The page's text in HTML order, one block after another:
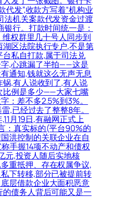
代发”,收款方写着“机构业
法机关案款代发资金过渡
银行。打款时间统一是：
权群里几十号人同步到
湖区法院执行专户,不是第
私自打款,属于司法兑
,心跳漏了半拍——这是
通知,钱就这么无声无息
,有人说收到了,有人说
比例是多少——大家七嘴
：差不多2.5%到3%。
,已经过去了整整8年。
月19日,有融网正式上
：真实标的(平台90%的
洪控制的关联企业在自
手握14项不动产和债权
元,投资人随后实地核
重抵押、存在权属争议,
下转移,部分已被提前转
层借款企业大面积恶意
债务人背后可能又是一